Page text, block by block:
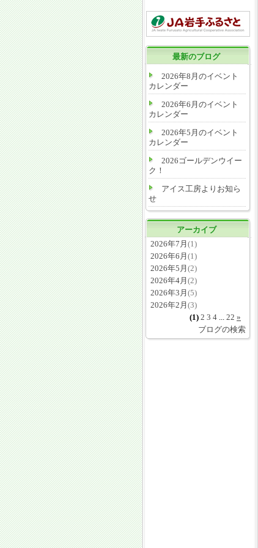
最新のブログ
2026年8月のイベント
カレンダー
2026年6月のイベント
カレンダー
2026年5月のイベント
カレンダー
2026ゴールデンウイー
ク！
アイス工房よりお知ら
せ
アーカイブ
2026年7月 (1)
2026年6月 (1)
2026年5月 (2)
2026年4月 (2)
2026年3月 (5)
2026年2月 (3)
(1) 2 3 4 ... 22 »
ブログの検索